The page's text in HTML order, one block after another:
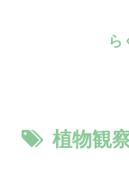
ら
植物観